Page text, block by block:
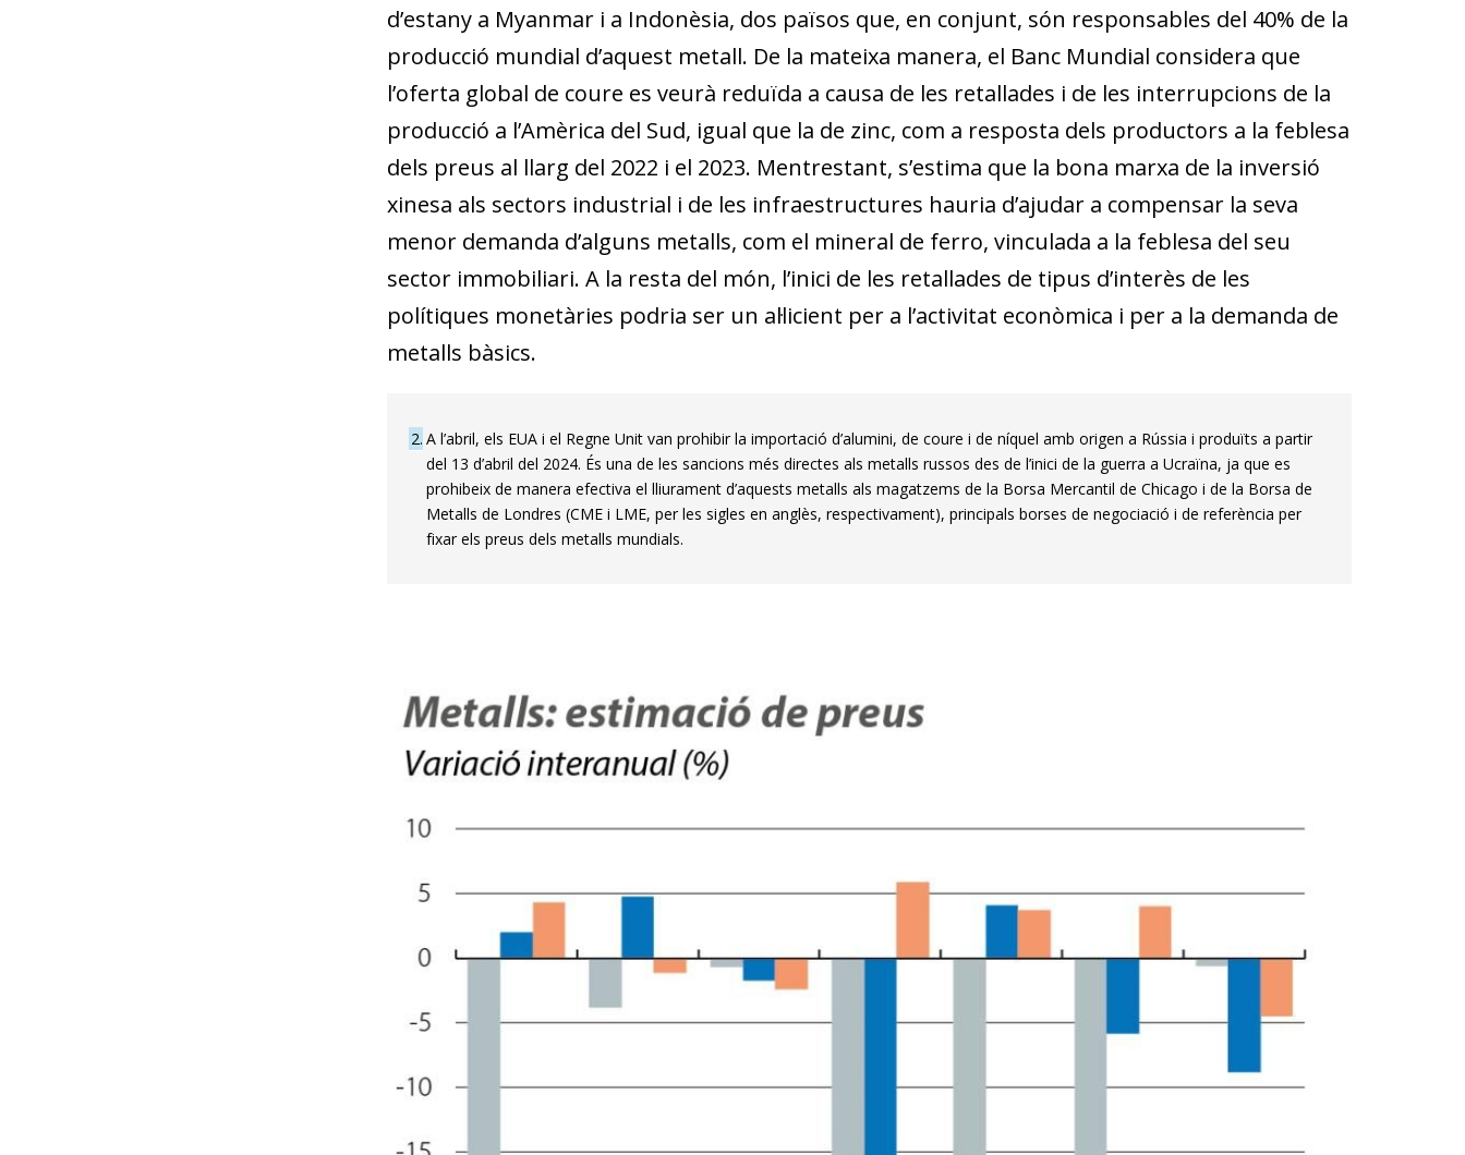
d’estany a Myanmar i a Indonèsia, dos països que, en conjunt, són responsables del 40% de la
producció mundial d’aquest metall. De la mateixa manera, el Banc Mundial considera que
l’oferta global de coure es veurà reduïda a causa de les retallades i de les interrupcions de la
producció a l’Amèrica del Sud, igual que la de zinc, com a resposta dels productors a la feblesa
dels preus al llarg del 2022 i el 2023. Mentrestant, s’estima que la bona marxa de la inversió
xinesa als sectors industrial i de les infraestructures hauria d’ajudar a compensar la seva
menor demanda d’alguns metalls, com el mineral de ferro, vinculada a la feblesa del seu
sector immobiliari. A la resta del món, l’inici de les retallades de tipus d’interès de les
polítiques monetàries podria ser un al·licient per a l’activitat econòmica i per a la demanda de
metalls bàsics.
2 A l’abril, els EUA i el Regne Unit van prohibir la importació d’alumini, de coure i de níquel amb origen a Rússia i produïts a partir
del 13 d’abril del 2024. És una de les sancions més directes als metalls russos des de l’inici de la guerra a Ucraïna, ja que es
prohibeix de manera efectiva el lliurament d’aquests metalls als magatzems de la Borsa Mercantil de Chicago i de la Borsa de
Metalls de Londres (CME i LME, per les sigles en anglès, respectivament), principals borses de negociació i de referència per
fixar els preus dels metalls mundials.